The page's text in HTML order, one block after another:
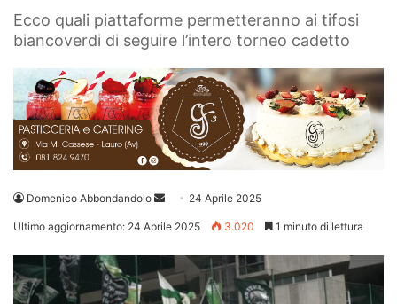
Ecco quali piattaforme permetteranno ai tifosi
biancoverdi di seguire l’intero torneo cadetto
Domenico Abbondandolo
Invia 24 Aprile 2025
Ultimo aggiornamento: 24 Aprile 2025 3.020 1 minuto di lettura